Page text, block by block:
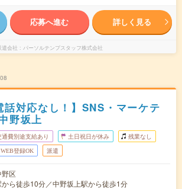
応募へ進む 詳しく見る
遣会社 パーソルテンプスタッフ株式会社
話対応なし！】SNS・マーケテ
野坂上
通費別途支給あり 土日祝日が休み 残業なし
WEB登録OK 派遣
野区
ら徒歩10分／中野坂上駅から徒歩1分